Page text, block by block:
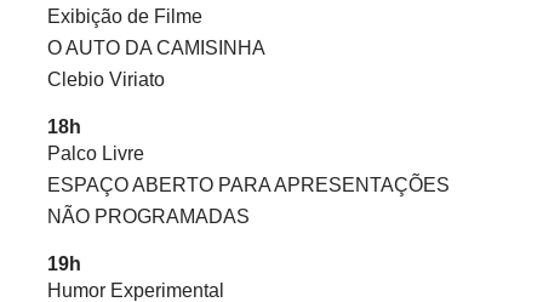
Exibição de Filme
O AUTO DA CAMISINHA
Clebio Viriato
18h
Palco Livre
ESPAÇO ABERTO PARA APRESENTAÇÕES
NÃO PROGRAMADAS
19h
Humor Experimental